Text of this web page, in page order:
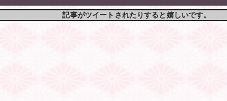
記事がツイートされたりすると嬉しいです。